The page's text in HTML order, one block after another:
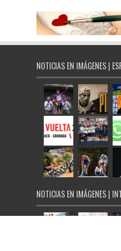
NOTICIAS EN IMÁGENES |
NOTICIAS EN IMÁGENES |